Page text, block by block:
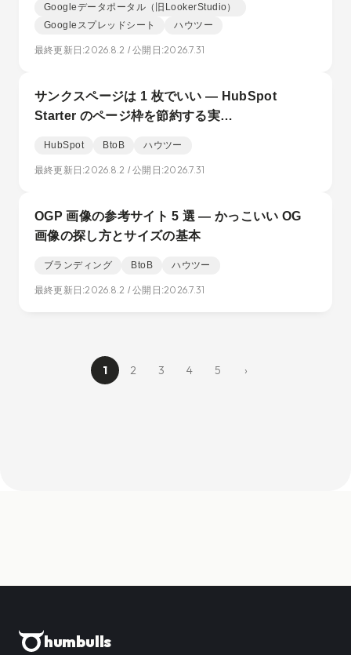
Googleデータポータル（旧LookerStudio）
Googleスプレッドシート
ハウツー
最終更新日:2026.8.2 / 公開日:2026.7.31
サンクスページは 1 枚でいい — HubSpot
Starter のページ枠を節約する実…
HubSpot BtoB ハウツー
最終更新日:2026.8.2 / 公開日:2026.7.31
OGP 画像の参考サイト 5 選 — かっこいい OG
画像の探し方とサイズの基本
ブランディング BtoB ハウツー
最終更新日:2026.8.2 / 公開日:2026.7.31
1 2 3 4 5 ›
humbulls